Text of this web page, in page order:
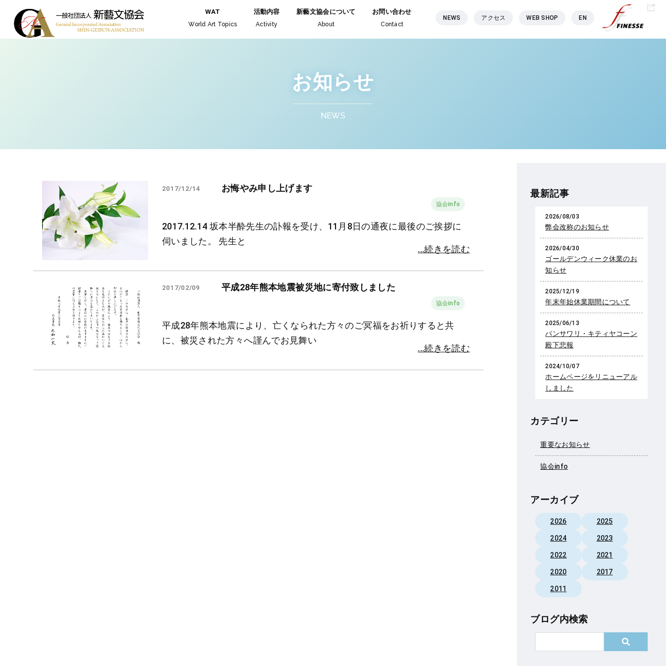
WAT
World Art Topics
活動内容
Activity
新藝文協会について
About
お問い合わせ
Contact
NEWS アクセス WEB SHOP EN
お知らせ
NEWS
2017/12/14 お悔やみ申し上げます
協会info
2017.12.14 坂本半酔先生の訃報を受け、11月8日の通夜に最後のご挨拶に
伺いました。 先生と
...続きを読む
2017/02/09 平成28年熊本地震被災地に寄付致しました
協会info
平成28年熊本地震により、亡くなられた方々のご冥福をお祈りすると共
に、被災された方々へ謹んでお見舞い
...続きを読む
最新記事
2026/08/03
弊会改称のお知らせ
2026/04/30
ゴールデンウィーク休業のお
知らせ
2025/12/19
年末年始休業期間について
2025/06/13
パンサワリ・キティヤコーン
殿下悲報
2024/10/07
ホームページをリニューアル
しました
カテゴリー
重要なお知らせ
協会info
アーカイブ
2026 2025
2024 2023
2022 2021
2020 2017
2011
ブログ内検索